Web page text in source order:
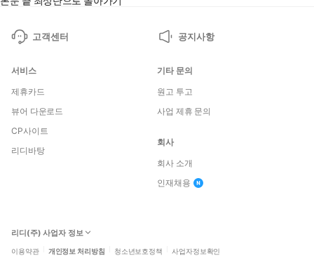
고객센터 공지사항
서비스
제휴카드
뷰어 다운로드
CP사이트
리디바탕
기타 문의
원고 투고
사업 제휴 문의
회사
회사 소개
인재채용
리디(주) 사업자 정보
이용약관 개인정보 처리방침 청소년보호정책 사업자정보확인